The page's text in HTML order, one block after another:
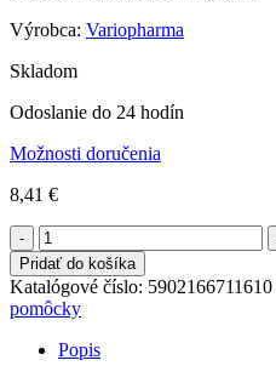
Výrobca: Variopharma
Skladom
Odoslanie do 24 hodín
Možnosti doručenia
8,41 €
Počet
Pridať do košíka
Katalógové číslo: 5902166711610
pomôcky
Popis